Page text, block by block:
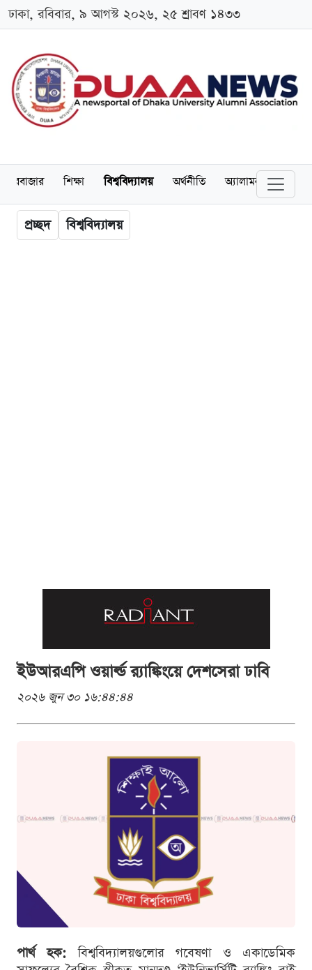
ঢাকা, রবিবার, ৯ আগস্ট ২০২৬, ২৫ শ্রাবণ ১৪৩৩
শিক্ষা বিশ্ববিদ্যালয় অর্থনীতি অ্যালামনাই
প্রচ্ছদ বিশ্ববিদ্যালয়
ইউআরএপি ওয়ার্ল্ড র‌্যাঙ্কিংয়ে দেশসেরা ঢাবি
২০২৬ জুন ৩০ ১৬:৪৪:৪৪
পার্থ হক: বিশ্ববিদ্যালয়গুলোর গবেষণা ও একাডেমিক